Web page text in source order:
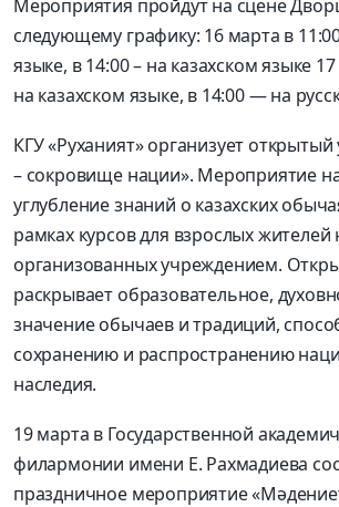
Мероприятия пройдут на сцене
следующему графику: 16 марта в
языке, в 14:00 – на казахском языке
на казахском языке, в 14:00 — на
КГУ «Руханият» организует
– сокровище нации». Мероприятие
углубление знаний о казахских
рамках курсов для взрослых
организованных учреждением.
раскрывает образовательное,
значение обычаев и традиций,
сохранению и распространению
наследия.
19 марта в Государственной
филармонии имени Е. Рахмадиева
праздничное мероприятие